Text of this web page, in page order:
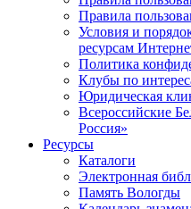
Правила
Условия и
ресурсам
Политика
Клубы по
Юридическая
Всероссийские
Россия»
Ресурсы
Каталоги
Электронная
Память Вологды